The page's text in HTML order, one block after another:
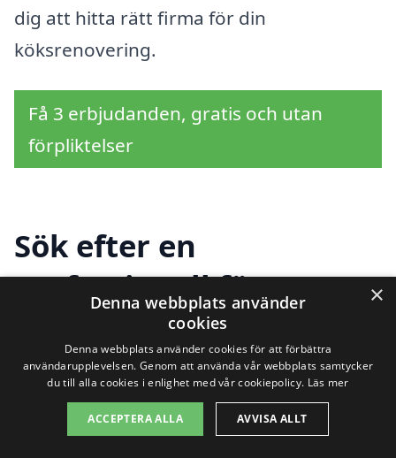
dig att hitta rätt firma för din
köksrenovering.
Få 3 erbjudanden, gratis och utan
förpliktelser
Sök efter en
professionell för
köksrenovering i andra
städer nära Storholmen
Att planera en köksrenovering i
×
Denna webbplats använder
cookies
Denna webbplats använder cookies för att förbättra
användarupplevelsen. Genom att använda vår webbplats samtycker
du till alla cookies i enlighet med vår cookiepolicy. Läs mer
ACCEPTERA ALLA AVVISA ALLT